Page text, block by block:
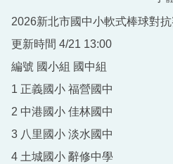
2026新北市國中小軟式棒球對
更新時間 4/21 13:00
編號 國小組 國中組
1 正義國小 福營國中
2 中港國小 佳林國中
3 八里國小 淡水國中
4 土城國小 辭修中學